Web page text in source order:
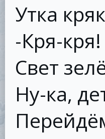
Утка
-Кря-кря!
Свет
Ну-ка,